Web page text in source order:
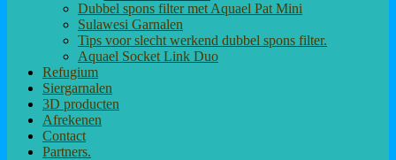
Dubbel spons filter met Aquael Pat Mini
Sulawesi Garnalen
Tips voor slecht werkend dubbel spons filter.
Aquael Socket Link Duo
Refugium
Siergarnalen
3D producten
Afrekenen
Contact
Partners.